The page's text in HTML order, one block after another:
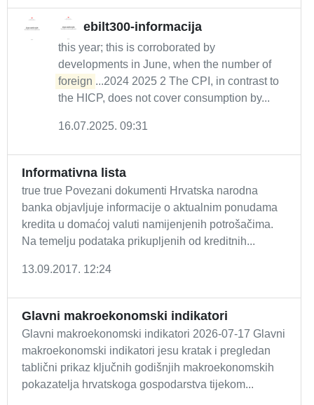
ebilt300-informacija
this year; this is corroborated by
developments in June, when the number of
foreign ...2024 2025 2 The CPI, in contrast to
the HICP, does not cover consumption by...
16.07.2025. 09:31
Informativna lista
true true Povezani dokumenti Hrvatska narodna
banka objavljuje informacije o aktualnim ponudama
kredita u domaćoj valuti namijenjenih potrošačima.
Na temelju podataka prikupljenih od kreditnih...
13.09.2017. 12:24
Glavni makroekonomski indikatori
Glavni makroekonomski indikatori 2026-07-17 Glavni
makroekonomski indikatori jesu kratak i pregledan
tablični prikaz ključnih godišnjih makroekonomskih
pokazatelja hrvatskoga gospodarstva tijekom...